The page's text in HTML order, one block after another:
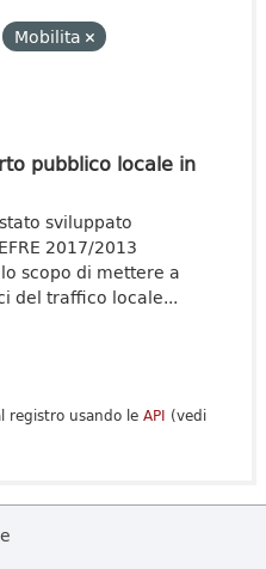
Mobilita
pubblico locale in
sviluppato
2017/2013
scopo di mettere a
del traffico locale...
registro usando le API (vedi